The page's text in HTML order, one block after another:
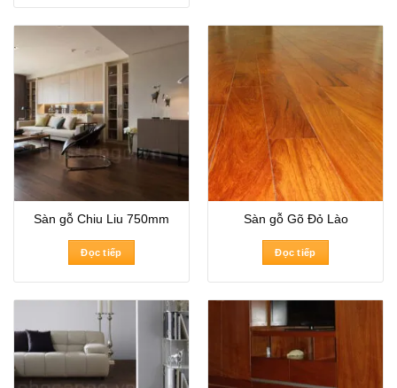
Sàn gỗ Chiu Liu 750mm
Đọc tiếp
Sàn gỗ Gõ Đỏ Lào
Đọc tiếp